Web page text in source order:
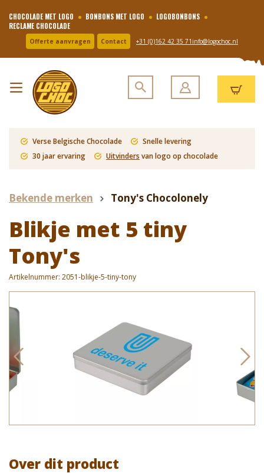
CHOCOLADE MET LOGO BONBONS MET LOGO
LOGOBONBONS
RECLAME CHOCOLADE
Offerte aanvragen Contact +31 (0)162 42 35 71 info@logochoc.nl
Verse Belgische Chocolade
Snelle levering
30 jaar ervaring
Uitvinders van logo op chocolade
Bekende merken Tony's Chocolonely
Blikje met 5 tiny
Tony's
Artikelnummer: 2051-blikje-5-tiny-tony
Over dit product